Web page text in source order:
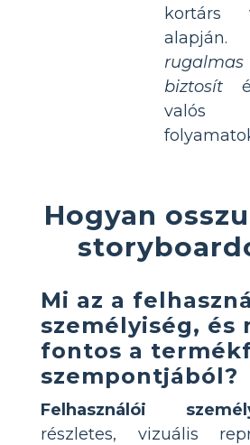
kortárs
biztosít
valós
Hogyan
Mi az a
személyiség, és
fontos a
szempontjából?
Felhasználói
részletes, vizuális